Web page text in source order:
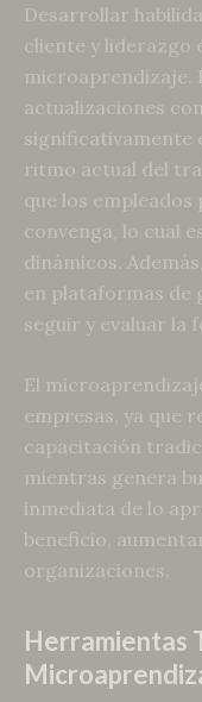
Desarrollar
cliente y liderazgo
microaprendizaje.
actualizaciones
significativamente
ritmo actual del
que los
convenga, lo cual
dinámicos.
en plataformas de
seguir y evaluar la
El
empresas, ya que
capacitación
mientras genera
inmediata de lo
beneficio,
organizaciones.
Herramientas